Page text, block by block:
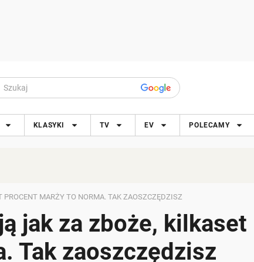
KLASYKI TV EV POLECAMY
MARŻY TO NORMA. TAK ZAOSZCZĘDZISZ
jak za zboże, kilkaset
Tak zaoszczędzisz